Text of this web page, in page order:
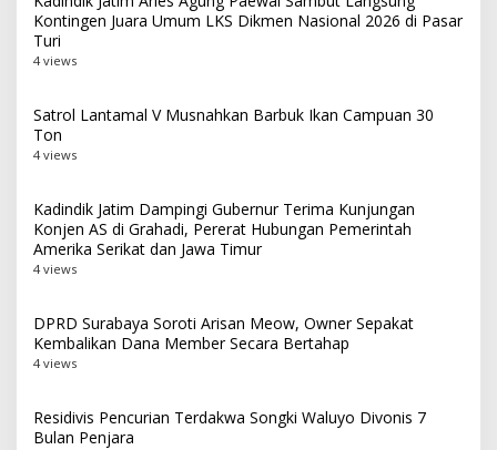
Kontingen Juara Umum LKS Dikmen Nasional 2026 di Pasar
Turi
4 views
Satrol Lantamal V Musnahkan Barbuk Ikan Campuan 30
Ton
4 views
Kadindik Jatim Dampingi Gubernur Terima Kunjungan
Konjen AS di Grahadi, Pererat Hubungan Pemerintah
Amerika Serikat dan Jawa Timur
4 views
DPRD Surabaya Soroti Arisan Meow, Owner Sepakat
Kembalikan Dana Member Secara Bertahap
4 views
Residivis Pencurian Terdakwa Songki Waluyo Divonis 7
Bulan Penjara